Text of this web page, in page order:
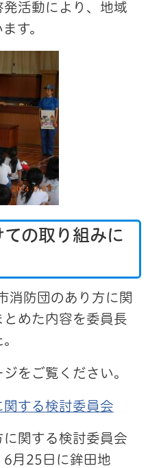
活動により、地域
す。
の取り組みに
消防団のあり方に関
めた内容を委員長
をご覧ください。
する検討委員会
関する検討委員会
6月25日に鉾田地